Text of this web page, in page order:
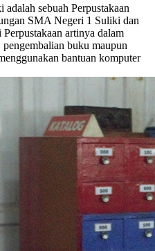
sebuah Perpustakaan
SMA Negeri 1 Suliki dan
artinya dalam
buku maupun
bantuan komputer